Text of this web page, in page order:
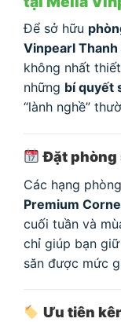
Để sở hữu
Vinpearl Thanh
không nhất
những bí quyết
“lành nghề”
Đặt phòng
Các hạng
Premium
cuối tuần và
chỉ giúp bạn
săn được mức
Ưu tiên